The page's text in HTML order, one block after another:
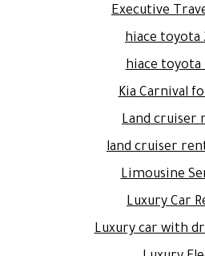
Executive
hiace toyota
hiace toyota
Kia Carnival
Land cruiser
land cruiser
Limousine
Luxury Car
Luxury car with